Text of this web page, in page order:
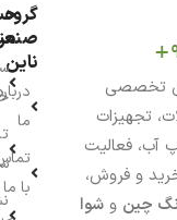
بر فروش تخصصی
تجهیزات
آب، فعالیت
و فروش،
چین و شوا
گروه
ناین
ما
با ما